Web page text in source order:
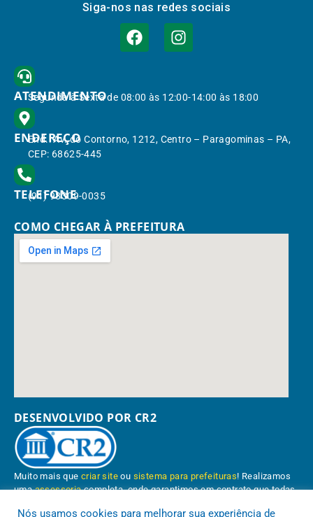
Siga-nos nas redes sociais
ATENDIMENTO
Segunda à Sexta de 08:00 às 12:00-14:00 às 18:00
ENDEREÇO
End.: Av. do Contorno, 1212, Centro – Paragominas – PA,
CEP: 68625-445
TELEFONE
(91) 98309-0035
COMO CHEGAR À PREFEITURA
DESENVOLVIDO POR CR2
Muito mais quecriar site ou sistema para prefeituras! Realizamos
umaassessoriacompleta, onde garantimos em contrato que todas
Nós usamos cookies para melhorar sua experiência de